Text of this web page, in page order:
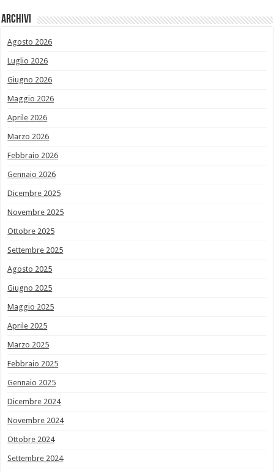
Archivi
Agosto 2026
Luglio 2026
Giugno 2026
Maggio 2026
Aprile 2026
Marzo 2026
Febbraio 2026
Gennaio 2026
Dicembre 2025
Novembre 2025
Ottobre 2025
Settembre 2025
Agosto 2025
Giugno 2025
Maggio 2025
Aprile 2025
Marzo 2025
Febbraio 2025
Gennaio 2025
Dicembre 2024
Novembre 2024
Ottobre 2024
Settembre 2024